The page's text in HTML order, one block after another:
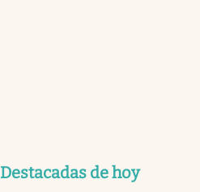
Destacadas de hoy